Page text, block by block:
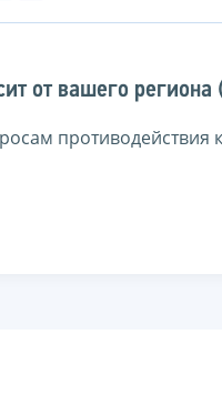
от вашего региона
противодействия